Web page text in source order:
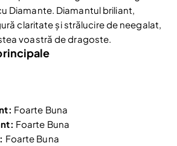
Diamante. Diamantul briliant,
claritate și strălucire de neegalat,
voastră de dragoste.
Foarte Buna
Foarte Buna
Foarte Buna